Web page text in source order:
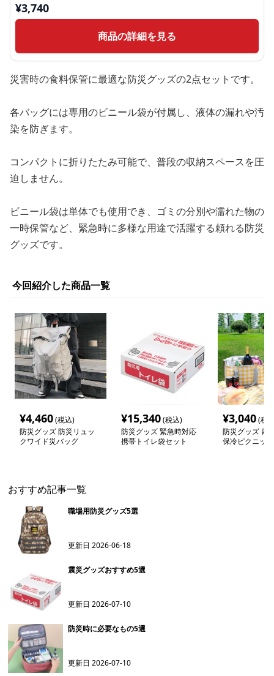
¥3,740
商品の詳細を見る
災害時の食料保管に最適な防災グッズの2点セットです。
各バッグには専用のビニール袋が付属し、液体の漏れや汚
染を防ぎます。
コンパクトに折りたたみ可能で、普段の収納スペースを圧
迫しません。
ビニール袋は単体でも使用でき、ゴミの分別や濡れた物の
一時保管など、緊急時に多様な用途で活躍する頼れる防災
グッズです。
今回紹介した商品一覧
¥4,460(税込)
防災グッズ 防災リュッ
クワイド災バッグ
¥15,340(税込)
防災グッズ 緊急時対応
携帯トイレ袋セット
¥3,040(税
防災グッズ 四
保冷ピクニッ
おすすめ記事一覧
職場用防災グッズ5選
更新日2026-06-18
震災グッズおすすめ5選
更新日2026-07-10
防災時に必要なもの5選
更新日2026-07-10